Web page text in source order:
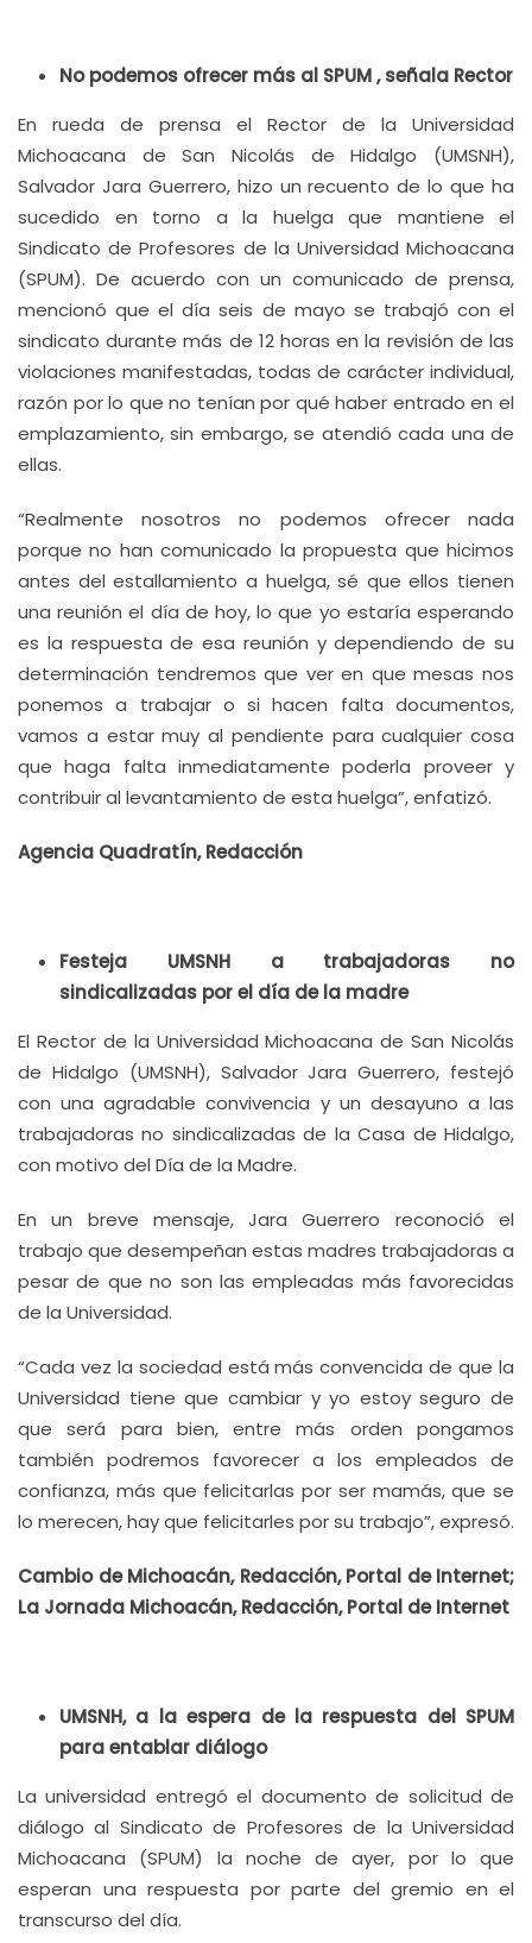
No podemos ofrecer más al SPUM , señala Rector
En rueda de prensa el Rector de la Universidad
Michoacana de San Nicolás de Hidalgo (UMSNH),
Salvador Jara Guerrero, hizo un recuento de lo que ha
sucedido en torno a la huelga que mantiene el
Sindicato de Profesores de la Universidad Michoacana
(SPUM). De acuerdo con un comunicado de prensa,
mencionó que el día seis de mayo se trabajó con el
sindicato durante más de 12 horas en la revisión de las
violaciones manifestadas, todas de carácter individual,
razón por lo que no tenían por qué haber entrado en el
emplazamiento, sin embargo, se atendió cada una de
ellas.
“Realmente nosotros no podemos ofrecer nada
porque no han comunicado la propuesta que hicimos
antes del estallamiento a huelga, sé que ellos tienen
una reunión el día de hoy, lo que yo estaría esperando
es la respuesta de esa reunión y dependiendo de su
determinación tendremos que ver en que mesas nos
ponemos a trabajar o si hacen falta documentos,
vamos a estar muy al pendiente para cualquier cosa
que haga falta inmediatamente poderla proveer y
contribuir al levantamiento de esta huelga”, enfatizó.
Agencia Quadratín, Redacción
Festeja UMSNH a trabajadoras no
sindicalizadas por el día de la madre
El Rector de la Universidad Michoacana de San Nicolás
de Hidalgo (UMSNH), Salvador Jara Guerrero, festejó
con una agradable convivencia y un desayuno a las
trabajadoras no sindicalizadas de la Casa de Hidalgo,
con motivo del Día de la Madre.
En un breve mensaje, Jara Guerrero reconoció el
trabajo que desempeñan estas madres trabajadoras a
pesar de que no son las empleadas más favorecidas
de la Universidad.
“Cada vez la sociedad está más convencida de que la
Universidad tiene que cambiar y yo estoy seguro de
que será para bien, entre más orden pongamos
también podremos favorecer a los empleados de
confianza, más que felicitarlas por ser mamás, que se
lo merecen, hay que felicitarles por su trabajo”, expresó.
Cambio de Michoacán, Redacción, Portal de Internet;
La Jornada Michoacán, Redacción, Portal de Internet
UMSNH, a la espera de la respuesta del SPUM
para entablar diálogo
La universidad entregó el documento de solicitud de
diálogo al Sindicato de Profesores de la Universidad
Michoacana (SPUM) la noche de ayer, por lo que
esperan una respuesta por parte del gremio en el
transcurso del día.